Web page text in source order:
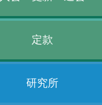
定款
研究所